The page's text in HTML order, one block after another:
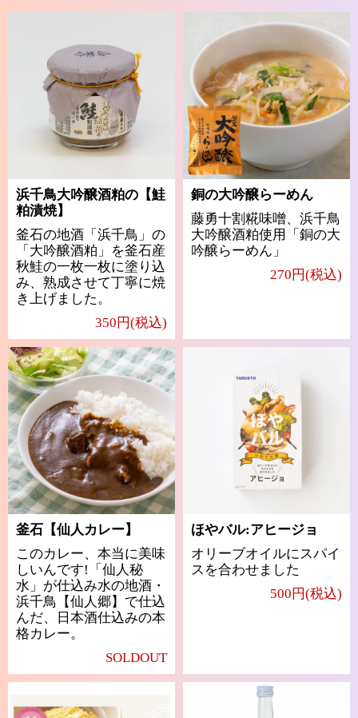
浜千鳥大吟醸酒粕の【鮭
粕漬焼】
釜石の地酒「浜千鳥」の
「大吟醸酒粕」を釜石産
秋鮭の一枚一枚に塗り込
み、熟成させて丁寧に焼
き上げました。
350円(税込)
銅の大吟醸らーめん
藤勇十割糀味噌、浜千鳥
大吟醸酒粕使用「銅の大
吟醸らーめん」
270円(税込)
釜石【仙人カレー】
このカレー、本当に美味
しいんです!「仙人秘
水」が仕込み水の地酒・
浜千鳥【仙人郷】で仕込
んだ、日本酒仕込みの本
格カレー。
SOLDOUT
ほやバル:アヒージョ
オリーブオイルにスパイ
スを合わせました
500円(税込)